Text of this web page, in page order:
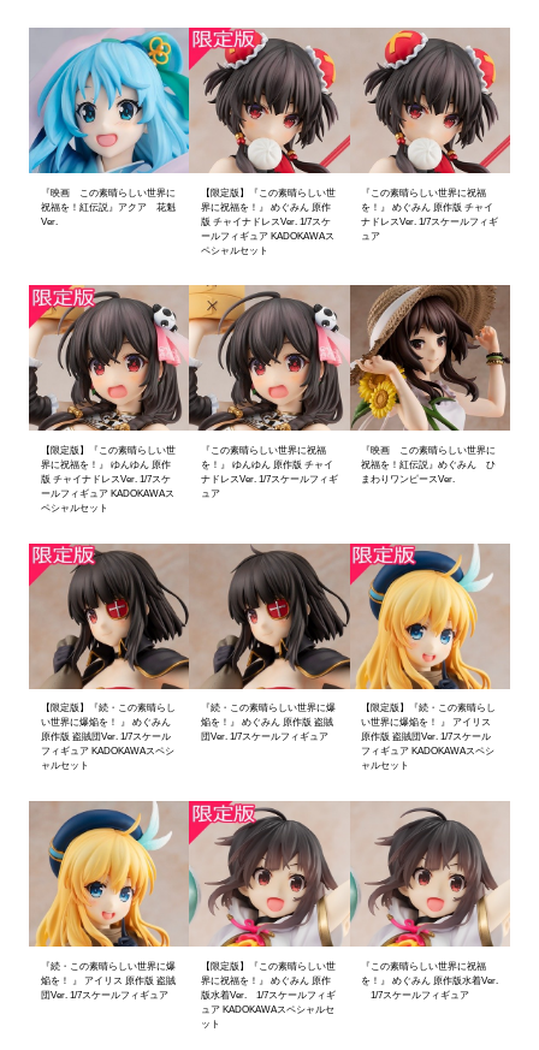
『映画 この素晴らしい世界に
祝福を！紅伝説』アクア 花魁
Ver.
【限定版】『この素晴らしい世
界に祝福を！』 めぐみん 原作
版 チャイナドレスVer. 1/7スケ
ールフィギュア KADOKAWAス
ペシャルセット
『この素晴らしい世界に祝福
を！』 めぐみん 原作版 チャイ
ナドレスVer. 1/7スケールフィギ
ュア
【限定版】『この素晴らしい世
界に祝福を！』 ゆんゆん 原作
版 チャイナドレスVer. 1/7スケ
ールフィギュア KADOKAWAス
ペシャルセット
『この素晴らしい世界に祝福
を！』 ゆんゆん 原作版 チャイ
ナドレスVer. 1/7スケールフィギ
ュア
『映画 この素晴らしい世界に
祝福を！紅伝説』めぐみん ひ
まわりワンピースVer.
【限定版】『続・この素晴らし
い世界に爆焔を！ 』 めぐみん
原作版 盗賊団Ver. 1/7スケール
フィギュア KADOKAWAスペシ
ャルセット
『続・この素晴らしい世界に爆
焔を！』 めぐみん 原作版 盗賊
団Ver. 1/7スケールフィギュア
【限定版】『続・この素晴らし
い世界に爆焔を！ 』 アイリス
原作版 盗賊団Ver. 1/7スケール
フィギュア KADOKAWAスペシ
ャルセット
『続・この素晴らしい世界に爆
焔を！ 』 アイリス 原作版 盗賊
団Ver. 1/7スケールフィギュア
【限定版】『この素晴らしい世
界に祝福を！』 めぐみん 原作
版水着Ver. 1/7スケールフィギ
ュア KADOKAWAスペシャルセ
ット
『この素晴らしい世界に祝福
を！』 めぐみん 原作版水着Ver.
1/7スケールフィギュア